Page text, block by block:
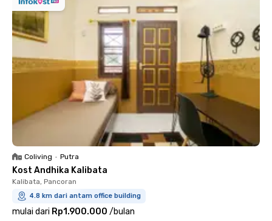
Coliving • Putra
Kost Andhika Kalibata
Kalibata, Pancoran
4.8 km dari antam office building
mulai dari Rp1.900.000 /bulan